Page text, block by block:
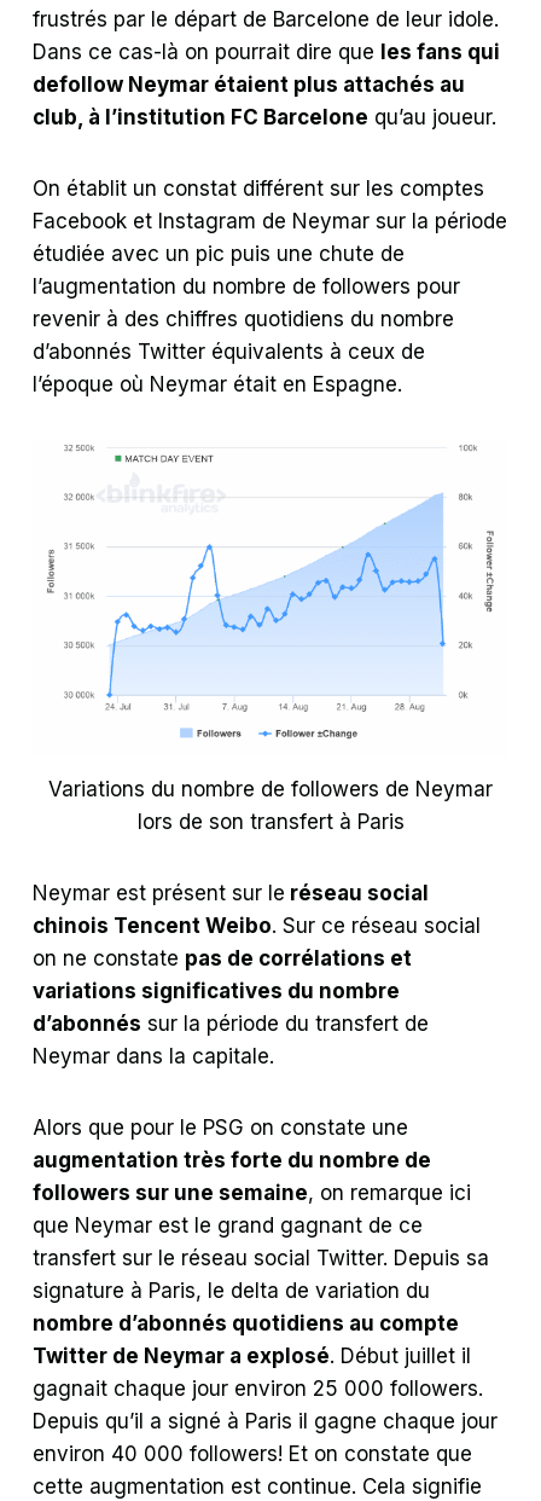
frustrés par le départ de Barcelone de leur idole.
Dans ce cas-là on pourrait dire que les fans qui
defollow Neymar étaient plus attachés au
club, à l’institution FC Barcelone qu’au joueur.
On établit un constat différent sur les comptes
Facebook et Instagram de Neymar sur la période
étudiée avec un pic puis une chute de
l’augmentation du nombre de followers pour
revenir à des chiffres quotidiens du nombre
d’abonnés Twitter équivalents à ceux de
l’époque où Neymar était en Espagne.
Variations du nombre de followers de Neymar
lors de son transfert à Paris
Neymar est présent sur le réseau social
chinois Tencent Weibo. Sur ce réseau social
on ne constate pas de corrélations et
variations significatives du nombre
d’abonnés sur la période du transfert de
Neymar dans la capitale.
Alors que pour le PSG on constate une
augmentation très forte du nombre de
followers sur une semaine, on remarque ici
que Neymar est le grand gagnant de ce
transfert sur le réseau social Twitter. Depuis sa
signature à Paris, le delta de variation du
nombre d’abonnés quotidiens au compte
Twitter de Neymar a explosé. Début juillet il
gagnait chaque jour environ 25 000 followers.
Depuis qu’il a signé à Paris il gagne chaque jour
environ 40 000 followers! Et on constate que
cette augmentation est continue. Cela signifie